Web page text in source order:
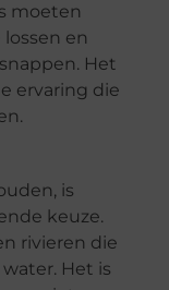
moeten
en
Het
ervaring die
is
keuze.
rivieren die
Het is